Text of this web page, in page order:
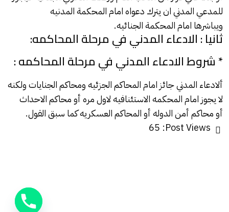
للمدعي المدني ان يترك دعواه امام المحكمة المدنيه
ويباشرها امام المحكمة الجنائيه.
ثانيا : الادعاء المدني في مرحلة المحاكمه:
* شروط الادعاء المدني في مرحلة المحاكمه :
ألادعاء المدني جائز امام المحاكم الجزئيه ومحاكم الجنايات ولكنه
لا يجوز امام المحكمه الاستئنافيه لاول مره أو محاكم الاحداث
أو محاكم أمن الدوله أو المحاكم العسكريه كما سبق القول.
Post Views:
65